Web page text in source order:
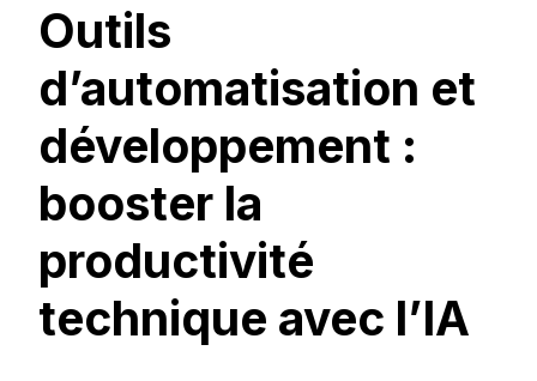
Outils
d’automatisation et
développement :
booster la
productivité
technique avec l’IA